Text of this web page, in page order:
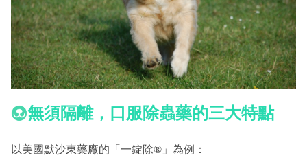
無須隔離，口服除蟲藥的三大特點
以美國默沙東藥廠的「一錠除®」為例：